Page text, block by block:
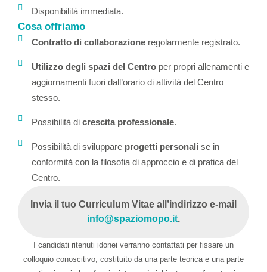
Disponibilità immediata.
Cosa offriamo
Contratto di collaborazioneregolarmente registrato.
Utilizzo degli spazi del Centroper propri allenamenti e
aggiornamenti fuori dall’orario di attività del Centro
stesso.
Possibilità di crescita professionale.
Possibilità di sviluppare progetti personali se in
conformità con la filosofia di approccio e di pratica del
Centro.
Invia il tuo Curriculum Vitae all’indirizzo e-mail
info@spaziomopo.it.
I candidati ritenuti idonei verranno contattati per fissare un
colloquio conoscitivo, costituito da una parte teorica e una parte